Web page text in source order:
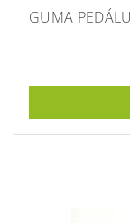
GUMA